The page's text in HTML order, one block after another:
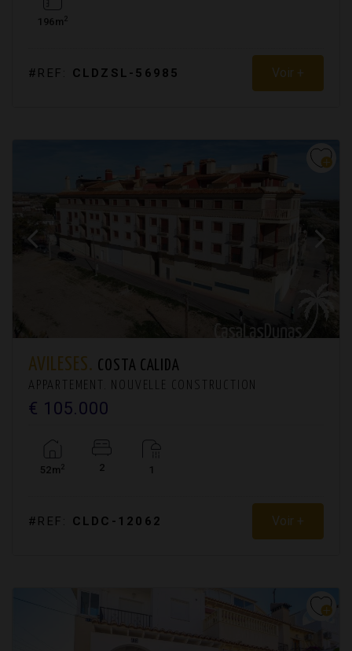
196m2
#REF: CLDZSL-56985 Voir +
AVILESES. COSTA CALIDA
APPARTEMENT. NOUVELLE CONSTRUCTION
€ 105.000
52m2 2 1
#REF: CLDC-12062 Voir +